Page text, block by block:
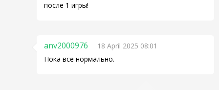
после 1 игры!
anv2000976
18 April 2025 08:01
Пока все нормально.